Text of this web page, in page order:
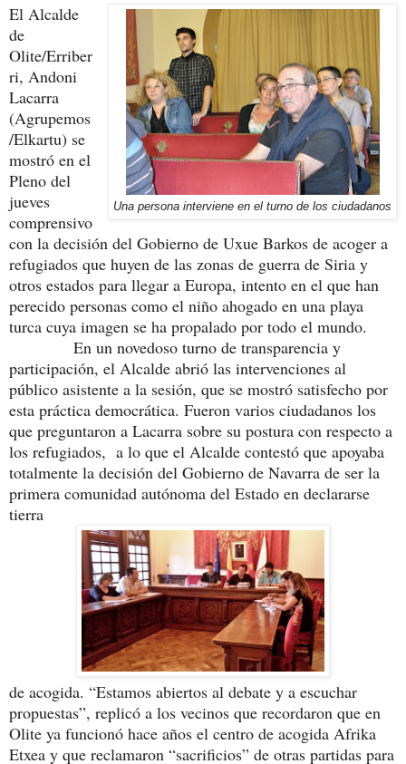
Una persona interviene en el turno de los ciudadanos
El Alcalde
de
Olite/Erriber
ri, Andoni
Lacarra
(Agrupemos
/Elkartu) se
mostró en el
Pleno del
jueves
comprensivo
con la decisión del Gobierno de Uxue Barkos de acoger a
refugiados que huyen de las zonas de guerra de Siria y
otros estados para llegar a Europa, intento en el que han
perecido personas como el niño ahogado en una playa
turca cuya imagen se ha propalado por todo el mundo.
En un novedoso turno de transparencia y
participación, el Alcalde abrió las intervenciones al
público asistente a la sesión, que se mostró satisfecho por
esta práctica democrática. Fueron varios ciudadanos los
que preguntaron a Lacarra sobre su postura con respecto a
los refugiados, a lo que el Alcalde contestó que apoyaba
totalmente la decisión del Gobierno de Navarra de ser la
primera comunidad autónoma del Estado en declararse
tierra
de acogida. “Estamos abiertos al debate y a escuchar
propuestas”, replicó a los vecinos que recordaron que en
Olite ya funcionó hace años el centro de acogida Afrika
Etxea y que reclamaron “sacrificios” de otras partidas para